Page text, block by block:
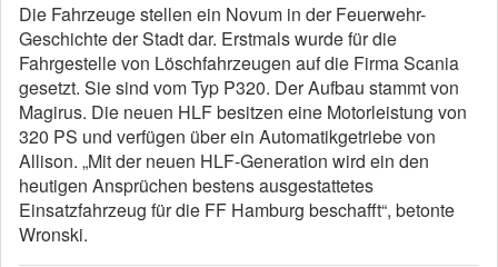
Die Fahrzeuge stellen ein Novum in der Feuerwehr-
Geschichte der Stadt dar. Erstmals wurde für die
Fahrgestelle von Löschfahrzeugen auf die Firma Scania
gesetzt. Sie sind vom Typ P320. Der Aufbau stammt von
Magirus. Die neuen HLF besitzen eine Motorleistung von
320 PS und verfügen über ein Automatikgetriebe von
Allison. „Mit der neuen HLF-Generation wird ein den
heutigen Ansprüchen bestens ausgestattetes
Einsatzfahrzeug für die FF Hamburg beschafft“, betonte
Wronski.